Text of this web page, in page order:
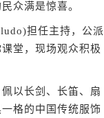
众满是惊喜。
担任主持，公派
堂，现场观众积极
以长剑、长笛、扇
格的中国传统服饰